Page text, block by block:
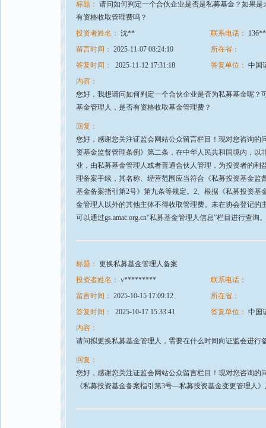
标题： 请问如何判定一个合伙企业是否是私募基金？如果是
有资格收取管理费吗？
投资者姓名： 沈** 联系电话：
留言时间： 2025-11-07 08:24:10
所在省：
答复时间：
2025-11-12 17:31:18 答复单位： 中国
内容：
您好，我想请问如何判定一个合伙企业是否为私募基金呢
基金管理人，是否有资格收取基金管理费？
回复：
您好，感谢您关注证监会网站公众留言栏目！现对您咨询
资基金监督管理条例》第二条，在中华人民共和国境内，
业，由私募基金管理人或者普通合伙人管理，为投资者的
理备案手续，其名称、经营范围应当符合《私募投资基金
基金备案指引第2号》第九条等规定。2、根据《私募投资
金管理人以外的其他主体不得收取管理费。未在协会登记
可以通过gs.amac.org.cn“私募基金管理人信息”栏目进行查询。
标题： 更换私募基金管理人备案
投资者姓名： v*********
联系电话：
留言时间： 2025-10-15 17:09:12
所在省：
答复时间：
2025-10-17 15:33:41 答复单位： 中国
内容：
请问拟更换私募基金管理人，需要在什么时间向证监会进行
回复：
您好，感谢您关注证监会网站公众留言栏目！现对您咨询的
《私募投资基金备案指引第3号—私募投资基金变更管理人